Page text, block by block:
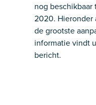
nog beschikbaar
2020. Hieronder
de grootste
informatie vindt
bericht.